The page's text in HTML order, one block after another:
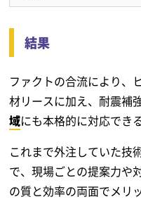
結果
ファクトの合流により、
材リースに加え、耐震補
域にも本格的に対応でき
これまで外注していた技
で、現場ごとの提案力や
の質と効率の両面でメリ